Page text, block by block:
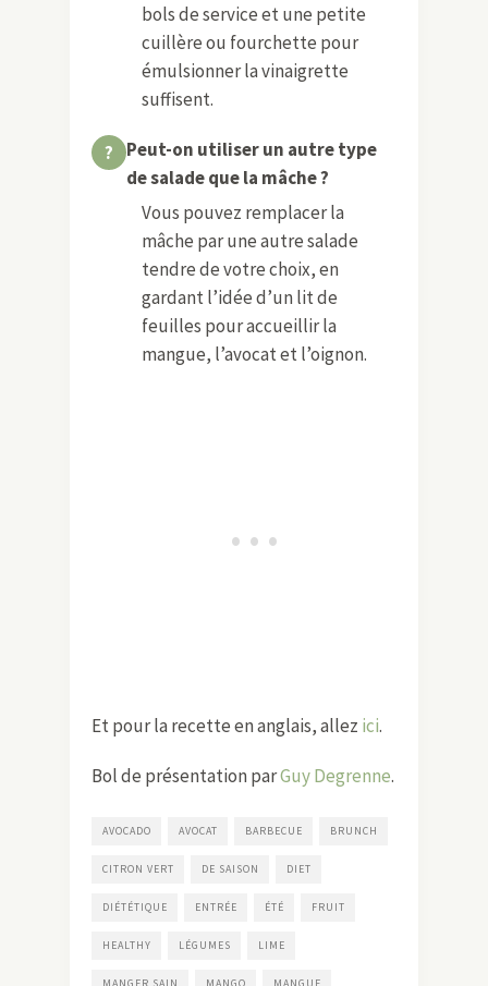
bols de service et une petite
cuillère ou fourchette pour
émulsionner la vinaigrette
suffisent.
Peut-on utiliser un autre type
de salade que la mâche ?
Vous pouvez remplacer la
mâche par une autre salade
tendre de votre choix, en
gardant l’idée d’un lit de
feuilles pour accueillir la
mangue, l’avocat et l’oignon.
Et pour la recette en anglais, allez ici.
Bol de présentation parGuy Degrenne.
AVOCADO AVOCAT BARBECUE BRUNCH
CITRON VERT DE SAISON DIET
DIÉTÉTIQUE ENTRÉE ÉTÉ FRUIT
HEALTHY LÉGUMES LIME
MANGER SAIN MANGO MANGUE